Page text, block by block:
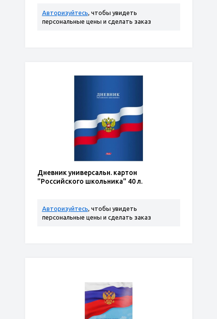
Авторизуйтесь, чтобы увидеть
персональные цены и сделать заказ
Дневник универсальн. картон
"Российского школьника" 40 л.
Авторизуйтесь, чтобы увидеть
персональные цены и сделать заказ